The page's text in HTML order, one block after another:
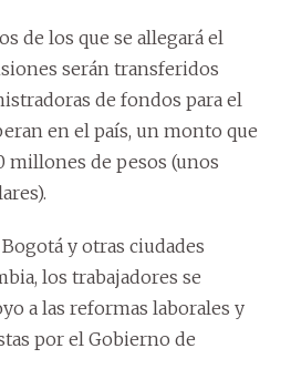
de los que se allegará el
serán transferidos
de fondos para el
en el país, un monto que
millones de pesos (unos
Bogotá y otras ciudades
los trabajadores se
a las reformas laborales y
por el Gobierno de